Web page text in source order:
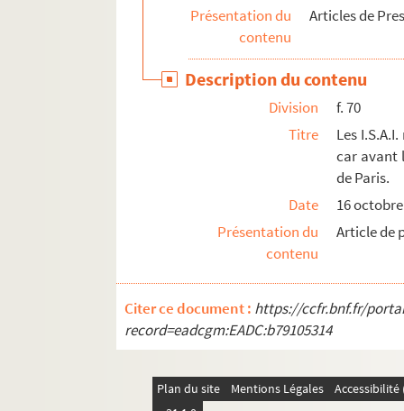
Ms 1083. Reconstruire le Havre, vol VI.
Ms 1084. Reconstruire le Havre, vol VII.
Ms 1085. Reconstruire le Havre, Vol 8.
Présentation du
contenu
Articles de
Description du contenu
Division
f. 70
Titre
Les
car avant
de Paris.
Date
16
Présentation du
contenu
Article de
Citer ce document : https://ccfr.bnf.fr/
record=eadcgm:EADC:b79105314
Plan du site Mentions Légales